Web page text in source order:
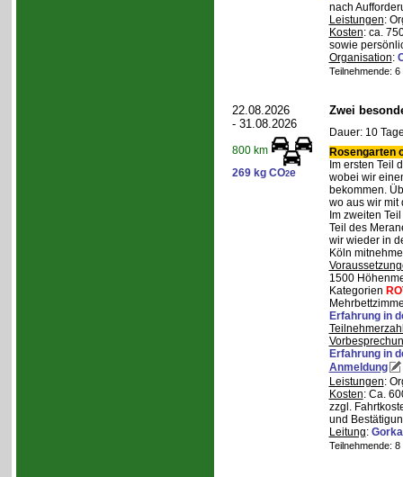
nach
Leistungen:
Kosten: ca.
sowie
Organisation:
Teilnehmende:
22.08.2026
- 31.08.2026
800 km
269 kg CO2e
Zwei
Dauer: 10
Rosengarten
Im ersten Teil
wobei wir
bekommen.
wo aus wir mit
Im zweiten
Teil des
wir wieder in
Köln
1500
Kategorien
Erfahrung in
Erfahrung in
Anmeldung
Leistungen:
Kosten: Ca.
zzgl.
und
Leitung:
Teilnehmende: